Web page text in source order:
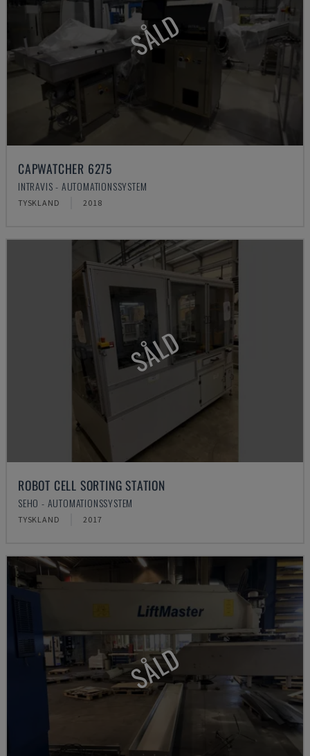
SÅLD
CAPWATCHER 6275
INTRAVIS - AUTOMATIONSSYSTEM
TYSKLAND 2018
SÅLD
ROBOT CELL SORTING STATION
SEHO - AUTOMATIONSSYSTEM
TYSKLAND 2017
SÅLD